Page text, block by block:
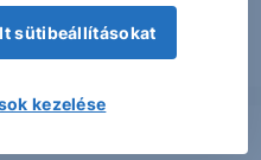
sütibeállításokat
kezelése